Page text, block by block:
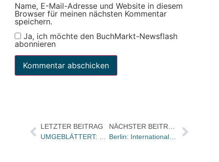
Name, E-Mail-Adresse und Website in diesem
Browser für meinen nächsten Kommentar
speichern.
Ja, ich möchte den BuchMarkt-Newsflash
abonnieren
LETZTER BEITRAG